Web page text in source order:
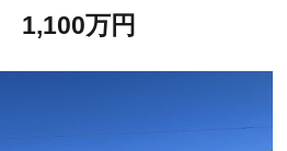
1,100万円